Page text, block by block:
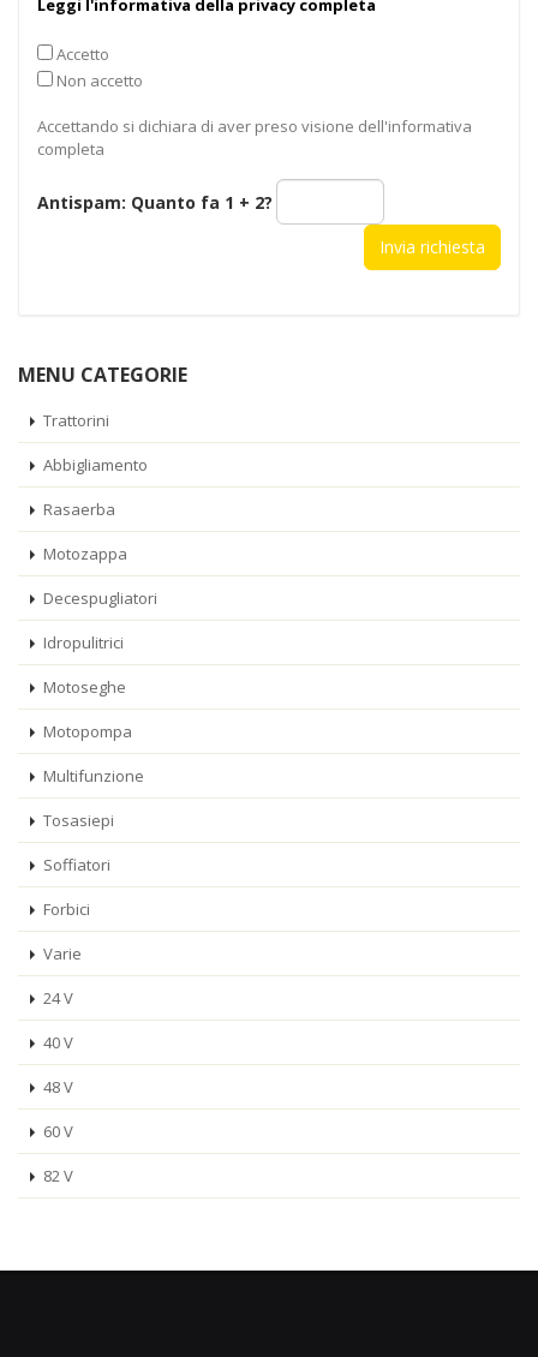
Leggi l'informativa della privacy completa
Accetto
Non accetto
Accettando si dichiara di aver preso visione dell'informativa
completa
Antispam: Quanto fa 1 + 2?
MENU CATEGORIE
Trattorini
Abbigliamento
Rasaerba
Motozappa
Decespugliatori
Idropulitrici
Motoseghe
Motopompa
Multifunzione
Tosasiepi
Soffiatori
Forbici
Varie
24 V
40 V
48 V
60 V
82 V